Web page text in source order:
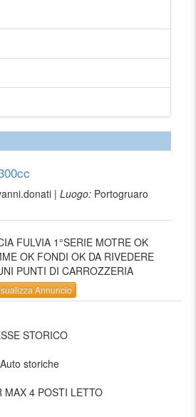
| Luogo: Portogruaro
FULVIA 1°SERIE MOTRE OK
OK FONDI OK DA RIVEDERE
PUNTI DI CARROZZERIA
Annuncio
STORICO
storiche
MAX 4 POSTI LETTO